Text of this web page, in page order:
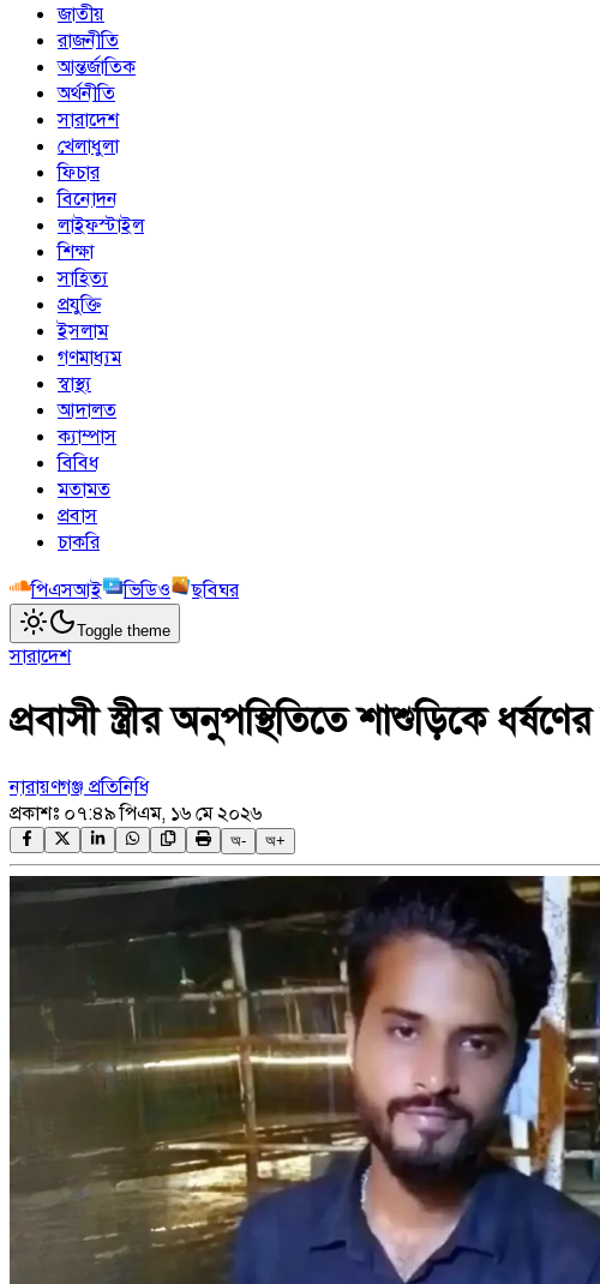
জাতীয়
রাজনীতি
আন্তর্জাতিক
অর্থনীতি
সারাদেশ
খেলাধুলা
ফিচার
বিনোদন
লাইফস্টাইল
শিক্ষা
সাহিত্য
প্রযুক্তি
ইসলাম
গণমাধ্যম
স্বাস্থ্য
আদালত
ক্যাম্পাস
বিবিধ
মতামত
প্রবাস
চাকরি
পিএসআই
ভিডিও ছবিঘর
Toggle theme
সারাদেশ
প্রবাসী স্ত্রীর অনুপস্থিতিতে শাশুড়িকে
নারায়ণগঞ্জ প্রতিনিধি
প্রকাশঃ ০৭:৪৯ পিএম, ১৬ মে ২০২৬
অ- অ+